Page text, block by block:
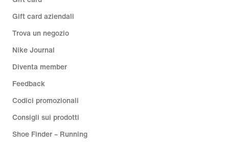
Gift card aziendali
Trova un negozio
Nike Journal
Diventa member
Feedback
Codici promozionali
Consigli sui prodotti
Shoe Finder – Running